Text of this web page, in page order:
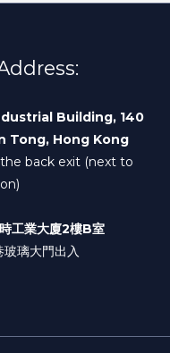
Building, 140
Tong, Hong Kong
back exit (next to
工業大廈2樓B室
璃大門出入